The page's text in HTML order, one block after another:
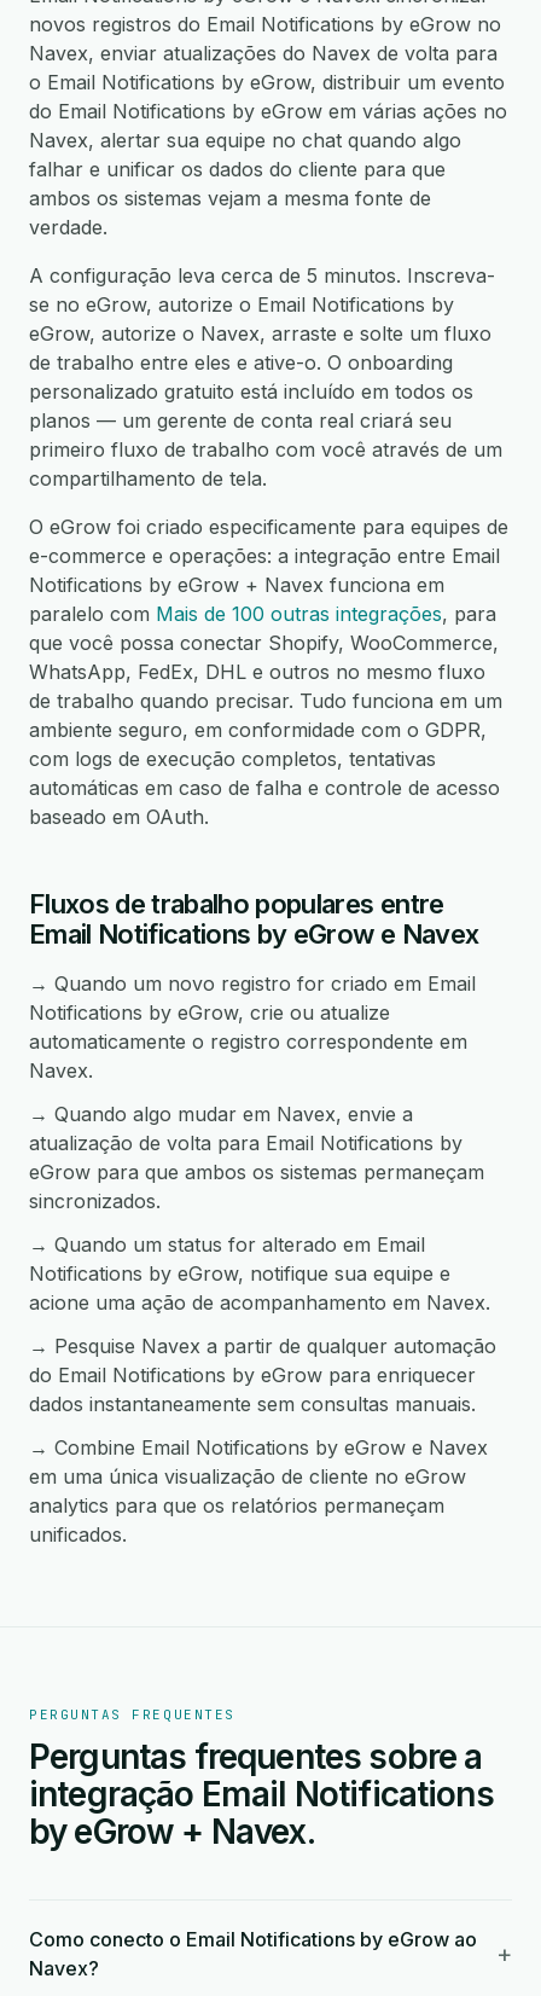
novos registros do Email Notifications by eGrow no
Navex, enviar atualizações do Navex de volta para
o Email Notifications by eGrow, distribuir um evento
do Email Notifications by eGrow em várias ações no
Navex, alertar sua equipe no chat quando algo
falhar e unificar os dados do cliente para que
ambos os sistemas vejam a mesma fonte de
verdade.
A configuração leva cerca de 5 minutos. Inscreva-
se no eGrow, autorize o Email Notifications by
eGrow, autorize o Navex, arraste e solte um fluxo
de trabalho entre eles e ative-o. O onboarding
personalizado gratuito está incluído em todos os
planos — um gerente de conta real criará seu
primeiro fluxo de trabalho com você através de um
compartilhamento de tela.
O eGrow foi criado especificamente para equipes de
e-commerce e operações: a integração entre Email
Notifications by eGrow + Navex funciona em
paralelo com Mais de 100 outras integrações, para
que você possa conectar Shopify, WooCommerce,
WhatsApp, FedEx, DHL e outros no mesmo fluxo
de trabalho quando precisar. Tudo funciona em um
ambiente seguro, em conformidade com o GDPR,
com logs de execução completos, tentativas
automáticas em caso de falha e controle de acesso
baseado em OAuth.
Fluxos de trabalho populares entre
Email Notifications by eGrow e Navex
→ Quando um novo registro for criado em Email
Notifications by eGrow, crie ou atualize
automaticamente o registro correspondente em
Navex.
→ Quando algo mudar em Navex, envie a
atualização de volta para Email Notifications by
eGrow para que ambos os sistemas permaneçam
sincronizados.
→ Quando um status for alterado em Email
Notifications by eGrow, notifique sua equipe e
acione uma ação de acompanhamento em Navex.
→ Pesquise Navex a partir de qualquer automação
do Email Notifications by eGrow para enriquecer
dados instantaneamente sem consultas manuais.
→ Combine Email Notifications by eGrow e Navex
em uma única visualização de cliente no eGrow
analytics para que os relatórios permaneçam
unificados.
PERGUNTAS FREQUENTES
Perguntas frequentes sobre a
integração Email Notifications
by eGrow + Navex.
Como conecto o Email Notifications by eGrow ao
Navex?
+